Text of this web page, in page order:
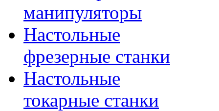
манипуляторы
Настольные
фрезерные станки
Настольные
токарные станки